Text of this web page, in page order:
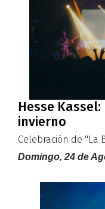
Hesse
invierno
Celebración de ''La
Domingo, 24 de